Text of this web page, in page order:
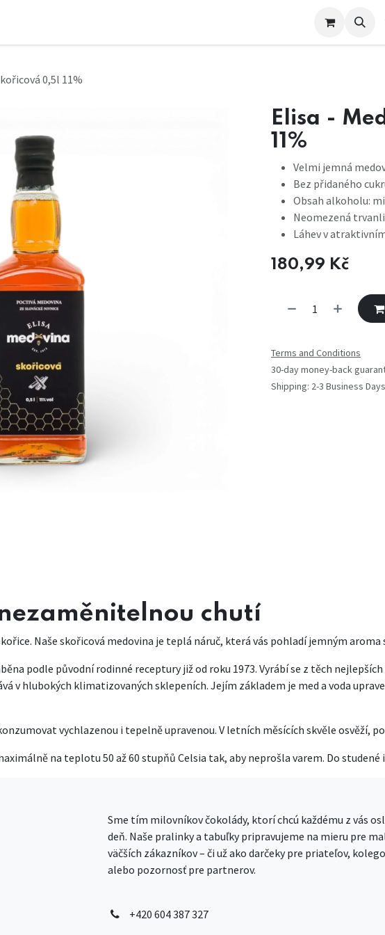
0,5l 11%
Elisa -
11%
Velmi jemná
Bez přidaného
Obsah alkoholu:
Neomezená
Láhev v
180,99 Kč
Terms and Conditions
30-day money-back
Shipping: 2-3 Business Days
chutí
Naše skořicová medovina je teplá náruč, která vás pohladí jemným
podle původní rodinné receptury již od roku 1973. Vyrábí se z těch
v hlubokých klimatizovaných sklepeních. Jejím základem je med a voda
vychlazenou i tepelně upravenou. V letních měsících skvěle osvěží,
na teplotu 50 až 60 stupňů Celsia tak, aby neprošla varem. Do
Sme tím milovníkov čokolády, ktorí chcú každému z vás
deň. Naše pralinky a tabuľky pripravujeme na mieru pre
väčších zákazníkov – či už ako darčeky pre priateľov,
alebo pozornosť pre partnerov.
+420 604 387 327